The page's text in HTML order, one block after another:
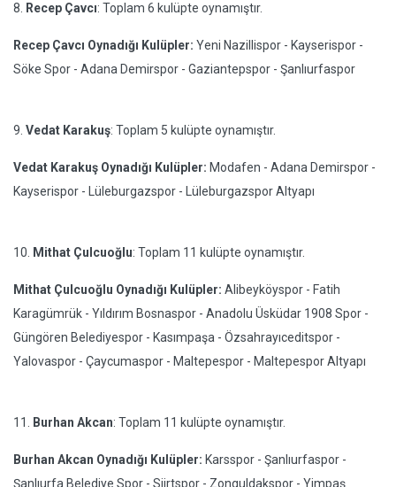
8. Recep Çavcı: Toplam 6 kulüpte oynamıştır.
Recep Çavcı Oynadığı Kulüpler: Yeni Nazillispor - Kayserispor -
Söke Spor - Adana Demirspor - Gaziantepspor - Şanlıurfaspor
9. Vedat Karakuş: Toplam 5 kulüpte oynamıştır.
Vedat Karakuş Oynadığı Kulüpler: Modafen - Adana Demirspor -
Kayserispor - Lüleburgazspor - Lüleburgazspor Altyapı
10. Mithat Çulcuoğlu: Toplam 11 kulüpte oynamıştır.
Mithat Çulcuoğlu Oynadığı Kulüpler: Alibeyköyspor - Fatih
Karagümrük - Yıldırım Bosnaspor - Anadolu Üsküdar 1908 Spor -
Güngören Belediyespor - Kasımpaşa - Özsahrayıceditspor -
Yalovaspor - Çaycumaspor - Maltepespor - Maltepespor Altyapı
11. Burhan Akcan: Toplam 11 kulüpte oynamıştır.
Burhan Akcan Oynadığı Kulüpler: Karsspor - Şanlıurfaspor -
Şanlıurfa Belediye Spor - Siirtspor - Zonguldakspor - Yimpaş